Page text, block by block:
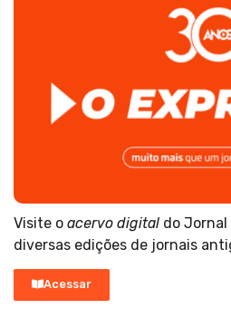
Visite o acervo digital do Jornal
diversas edições de jornais
Acessar